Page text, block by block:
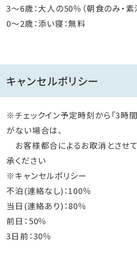
3～6歳：大人の50％（朝食のみ・素
0～2歳：添い寝：無料
キャンセルポリシー
※チェックイン予定時刻から「3時
がない場合は、
お客様都合によるお取消とさせ
承ください
※キャンセルポリシー
不泊(連絡なし)：100％
当日(連絡あり)：80％
前日：50％
3日前：30％